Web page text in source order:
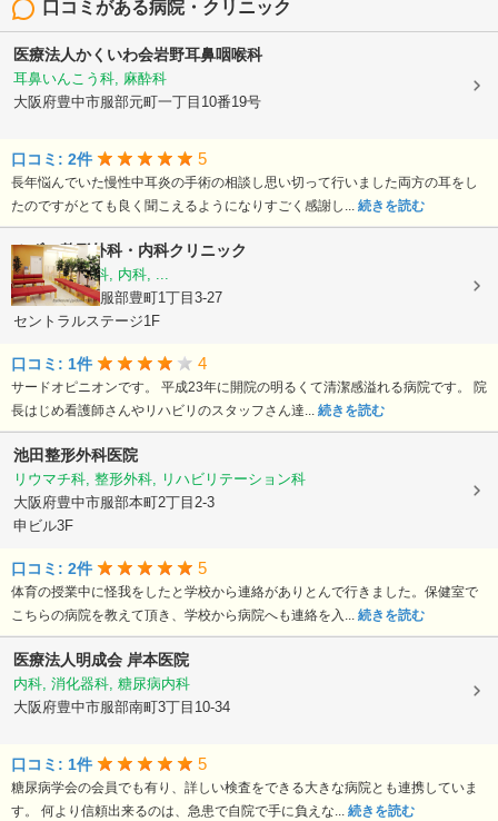
口コミがある病院・クリニック
医療法人かくいわ会岩野耳鼻咽喉科
耳鼻いんこう科, 麻酔科
大阪府豊中市服部元町一丁目10番19号
口コミ: 2件 5
長年悩んでいた慢性中耳炎の手術の相談し思い切って行いました両方の耳をし
たのですがとても良く聞こえるようになりすごく感謝し... 続きを読む
みずの整形外科・内科クリニック
整形外科, 外科, 内科, ...
大阪府豊中市服部豊町1丁目3-27
セントラルステージ1F
口コミ: 1件 4
サードオピニオンです。 平成23年に開院の明るくて清潔感溢れる病院です。 院
長はじめ看護師さんやリハビリのスタッフさん達... 続きを読む
池田整形外科医院
リウマチ科, 整形外科, リハビリテーション科
大阪府豊中市服部本町2丁目2-3
申ビル3F
口コミ: 2件 5
体育の授業中に怪我をしたと学校から連絡がありとんで行きました。保健室で
こちらの病院を教えて頂き、学校から病院へも連絡を入... 続きを読む
医療法人明成会 岸本医院
内科, 消化器科, 糖尿病内科
大阪府豊中市服部南町3丁目10-34
口コミ: 1件 5
糖尿病学会の会員でも有り、詳しい検査をできる大きな病院とも連携していま
す。 何より信頼出来るのは、急患で自院で手に負えな... 続きを読む